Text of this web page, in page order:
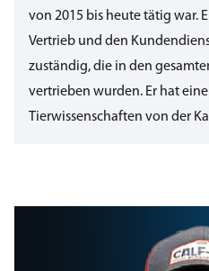
von 2015 bis heute tätig war.
Vertrieb und den
zuständig, die in den
vertrieben wurden. Er hat
Tierwissenschaften von der